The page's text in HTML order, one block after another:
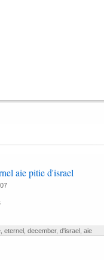
aie pitie d'israel
, eternel, december, d'israel, aie